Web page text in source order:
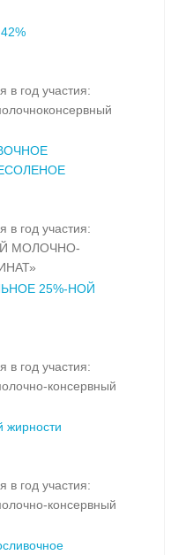
в год участия:
в год участия:
МОЛОЧНО-
25%-НОЙ
в год участия:
консервный
жирности
в год участия:
консервный